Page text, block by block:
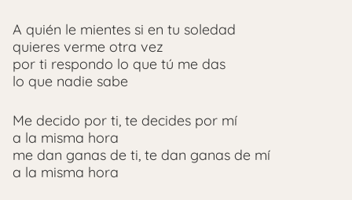
A quién le mientes si en tu soledad
quieres verme otra vez
por ti respondo lo que tú me das
lo que nadie sabe
Me decido por ti, te decides por mí
a la misma hora
me dan ganas de ti, te dan ganas de mí
a la misma hora